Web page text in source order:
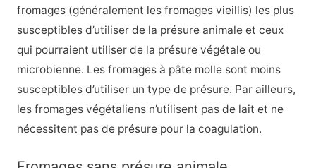
fromages (généralement les fromages vieillis) les plus
susceptibles d’utiliser de la présure animale et ceux
qui pourraient utiliser de la présure végétale ou
microbienne. Les fromages à pâte molle sont moins
susceptibles d’utiliser un type de présure. Par ailleurs,
les fromages végétaliens n’utilisent pas de lait et ne
nécessitent pas de présure pour la coagulation.